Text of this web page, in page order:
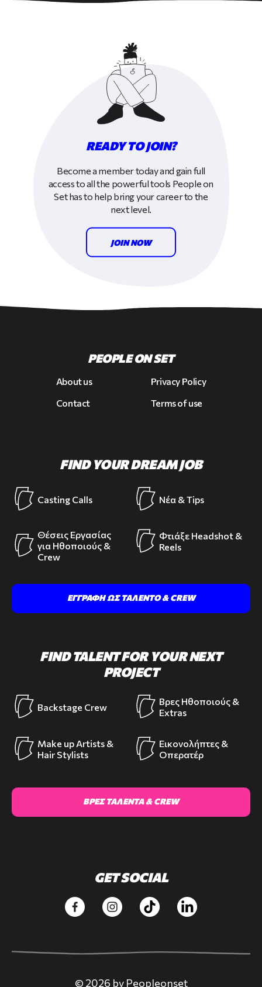
READY TO JOIN?
Become a member today and gain full
access to all the powerful tools People on
Set has to help bring your career to the
next level.
JOIN NOW
PEOPLE ON SET
About us
Contact
Privacy Policy
Terms of use
FIND YOUR DREAM JOB
Casting Calls
Θέσεις Εργασίας
για Ηθοποιούς &
Crew
Νέα & Tips
Φτιάξε Headshot &
Reels
ΕΓΓΡΑΦΗ ΩΣ ΤΑΛΕΝΤΟ & CREW
FIND TALENT FOR YOUR NEXT
PROJECT
Backstage Crew
Make up Artists &
Hair Stylists
Βρες Ηθοποιούς &
Extras
Εικονολήπτες &
Οπερατέρ
ΒΡΕΣ ΤΑΛΕΝΤΑ & CREW
GET SOCIAL
© 2026 by Peopleonset